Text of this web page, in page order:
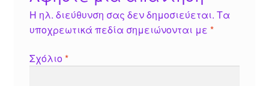
Η ηλ. διεύθυνση σας δεν δημοσιεύεται. Τα
υποχρεωτικά πεδία σημειώνονται με *
Σχόλιο*